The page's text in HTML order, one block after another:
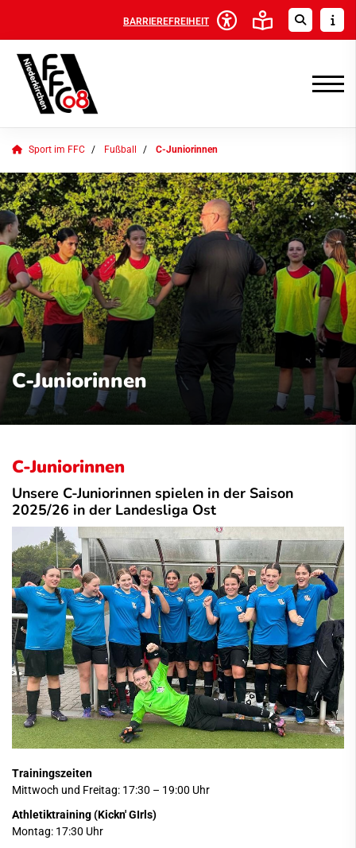
BARRIEREFREIHEIT
Sport im FFC Fußball C-Juniorinnen
C-Juniorinnen
C-Juniorinnen
Unsere C-Juniorinnen spielen in der Saison
2025/26 in der Landesliga Ost
Trainingszeiten
Mittwoch und Freitag: 17:30 – 19:00 Uhr
Athletiktraining (Kickn' GIrls)
Montag: 17:30 Uhr